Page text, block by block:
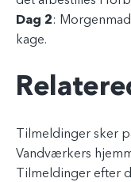
Dag 2:
kage.
Tilmeldinger sker
Vandværkers
Tilmeldinger efter